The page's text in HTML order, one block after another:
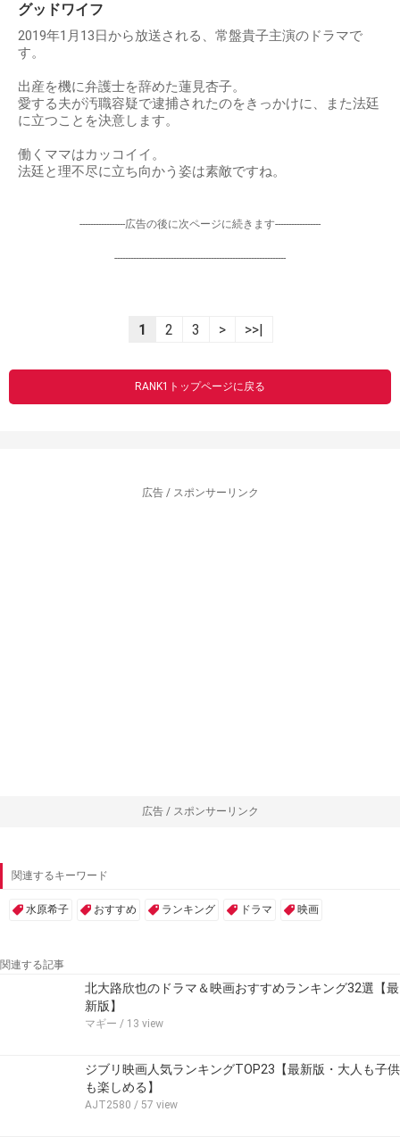
グッドワイフ
2019年1月13日から放送される、常盤貴子主演のドラマで
す。
出産を機に弁護士を辞めた蓮見杏子。
愛する夫が汚職容疑で逮捕されたのをきっかけに、また法廷
に立つことを決意します。
働くママはカッコイイ。
法廷と理不尽に立ち向かう姿は素敵ですね。
-----------------広告の後に次ページに続きます-----------------
----------------------------------------------------------------
1 2 3 > >>|
RANK1トップページに戻る
広告 / スポンサーリンク
広告 / スポンサーリンク
関連するキーワード
水原希子 おすすめ ランキング ドラマ 映画
関連する記事
北大路欣也のドラマ＆映画おすすめランキング32選【最
新版】
マギー / 13 view
ジブリ映画人気ランキングTOP23【最新版・大人も子供
も楽しめる】
AJT2580 / 57 view